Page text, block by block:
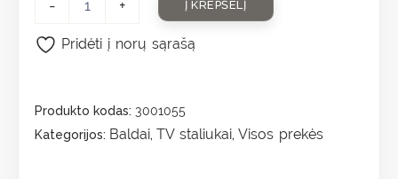
- + Į KREPŠELĮ
Produkto kodas: 3001055
Kategorijos: Baldai, TV staliukai, Visos prekės
Pridėti į norų sąrašą